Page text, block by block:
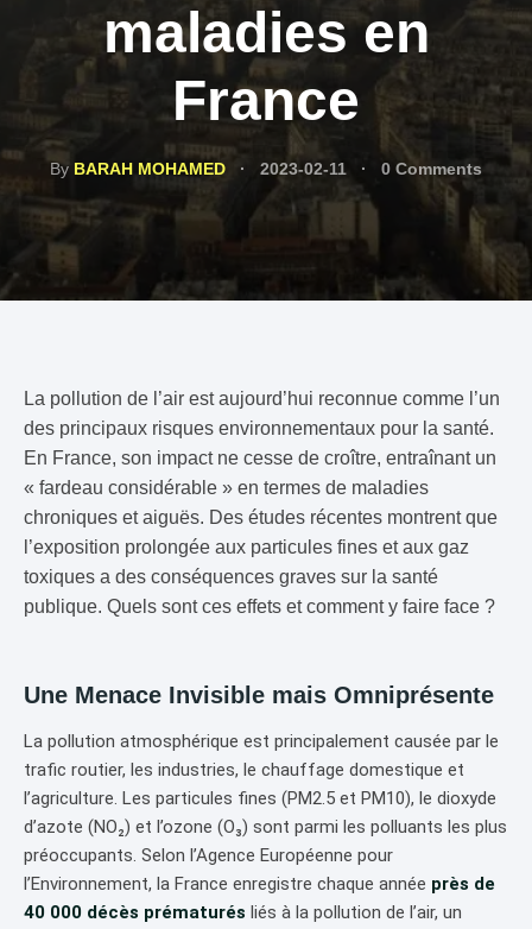
maladies en
France
By BARAH MOHAMED 2023-02-11 0 Comments
La pollution de l’air est aujourd’hui reconnue comme l’un
des principaux risques environnementaux pour la santé.
En France, son impact ne cesse de croître, entraînant un
« fardeau considérable » en termes de maladies
chroniques et aiguës. Des études récentes montrent que
l’exposition prolongée aux particules fines et aux gaz
toxiques a des conséquences graves sur la santé
publique. Quels sont ces effets et comment y faire face ?
Une Menace Invisible mais Omniprésente
La pollution atmosphérique est principalement causée par le
trafic routier, les industries, le chauffage domestique et
l’agriculture. Les particules fines (PM2.5 et PM10), le dioxyde
d’azote (NO₂) et l’ozone (O₃) sont parmi les polluants les plus
préoccupants. Selon l’Agence Européenne pour
l’Environnement, la France enregistre chaque année près de
40 000 décès prématurés liés à la pollution de l’air, un